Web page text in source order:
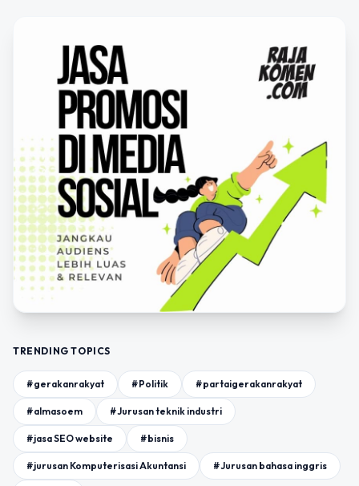
TRENDING TOPICS
#gerakanrakyat #Politik #partaigerakanrakyat
#almasoem #Jurusan teknik industri
#jasa SEO website #bisnis
#jurusan Komputerisasi Akuntansi #Jurusan bahasa inggris